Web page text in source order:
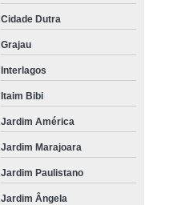
Cidade Dutra
Grajau
Interlagos
Itaim Bibi
Jardim América
Jardim Marajoara
Jardim Paulistano
Jardim Ângela